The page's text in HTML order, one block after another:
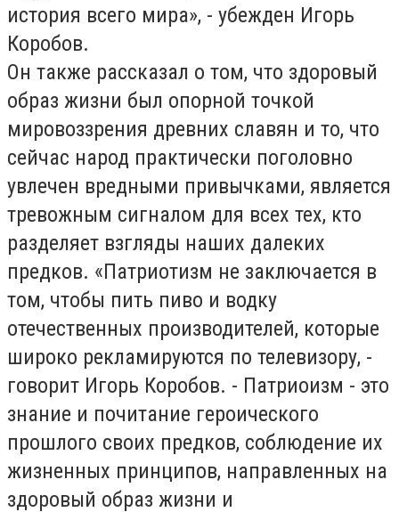
история всего мира», - убежден Игорь
Коробов.
Он также рассказал о том, что здоровый
образ жизни был опорной точкой
мировоззрения древних славян и то, что
сейчас народ практически поголовно
увлечен вредными привычками, является
тревожным сигналом для всех тех, кто
разделяет взгляды наших далеких
предков. «Патриотизм не заключается в
том, чтобы пить пиво и водку
отечественных производителей, которые
широко рекламируются по телевизору, -
говорит Игорь Коробов. - Патриоизм - это
знание и почитание героического
прошлого своих предков, соблюдение их
жизненных принципов, направленных на
здоровый образ жизни и